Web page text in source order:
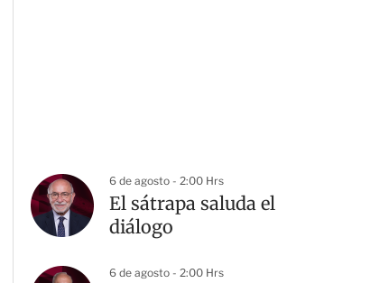
6 de agosto - 2:00 Hrs
El sátrapa saluda el
diálogo
6 de agosto - 2:00 Hrs